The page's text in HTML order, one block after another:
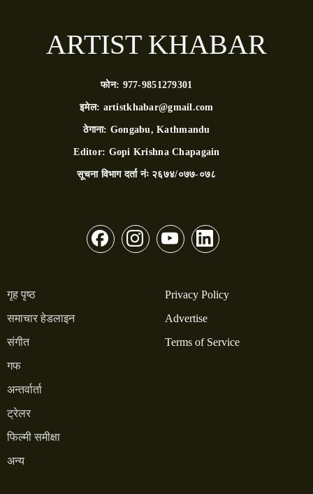
ARTIST KHABAR
फोन: 977-9851279301
इमेल: artistkhabar@gmail.com
ठेगाना: Gongabu, Kathmandu
Editor: Gopi Krishna Chapagain
सूचना विभाग दर्ता नंः २६७४/०७७-०७८
गृह पृष्ठ
समाचार हेडलाइन
संगीत
गफ
अन्तर्वार्ता
ट्रेलर
फिल्मी समीक्षा
अन्य
Privacy Policy
Advertise
Terms of Service